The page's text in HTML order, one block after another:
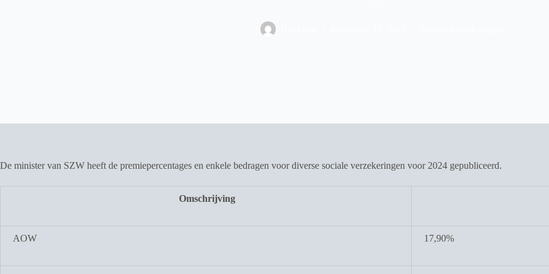
De minister van SZW heeft de premiepercentages en enkele bedragen voor diverse sociale verzekeringen voor 2024 gepubliceerd.
Omschrijving
AOW 17,90%